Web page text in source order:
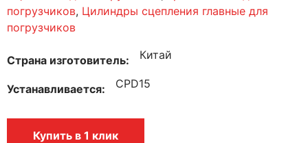
погрузчиков, Цилиндры сцепления главные для
погрузчиков
Страна изготовитель Китай
Устанавливается CPD15
Купить в 1 клик